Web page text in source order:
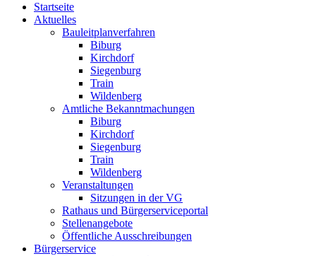
Startseite
Aktuelles
Bauleitplanverfahren
Biburg
Kirchdorf
Siegenburg
Train
Wildenberg
Amtliche Bekanntmachungen
Biburg
Kirchdorf
Siegenburg
Train
Wildenberg
Veranstaltungen
Sitzungen in der VG
Rathaus und Bürgerserviceportal
Stellenangebote
Öffentliche Ausschreibungen
Bürgerservice